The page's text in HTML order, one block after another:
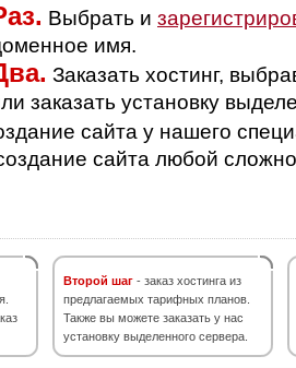
Выбрать и
имя.
Заказать хостинг,
заказать установку
сайта у нашего
сайта любой
Второй шаг - заказ хостинга из
предлагаемых тарифных планов.
Также вы можете заказать у нас
установку выделенного сервера.